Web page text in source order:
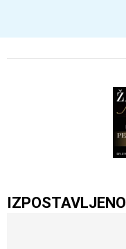
IZPOSTAVLJENO